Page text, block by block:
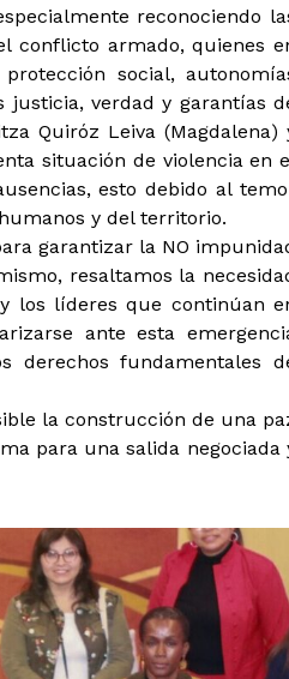
reconociendo
conflicto armado, quienes
social,
justicia, verdad y garantías
Quiróz Leiva (Magdalena)
situación de violencia en
esto debido al
y del territorio.
garantizar la NO
resaltamos la
los líderes que continúan
ante esta
derechos fundamentales
la construcción de una
para una salida negociada